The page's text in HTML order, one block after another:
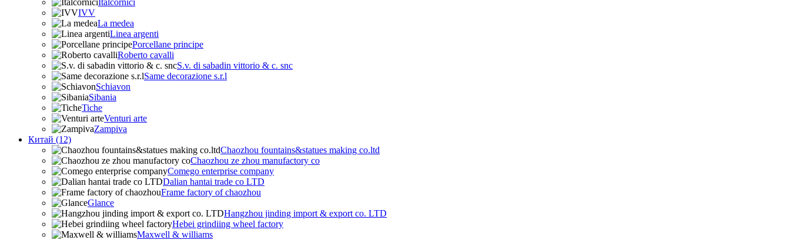
Italcornici
IVV
La medea
Linea argenti
Porcellane principe
Roberto cavalli
S.v. di sabadin vittorio & c. snc
Same decorazione s.r.l
Schiavon
Sibania
Tiche
Venturi arte
Zampiva
Китай (12)
Chaozhou fountains&statues making co.ltd
Chaozhou ze zhou manufactory co
Comego enterprise company
Dalian hantai trade co LTD
Frame factory of chaozhou
Glance
Hangzhou jinding import & export co. LTD
Hebei grindiing wheel factory
Maxwell & williams